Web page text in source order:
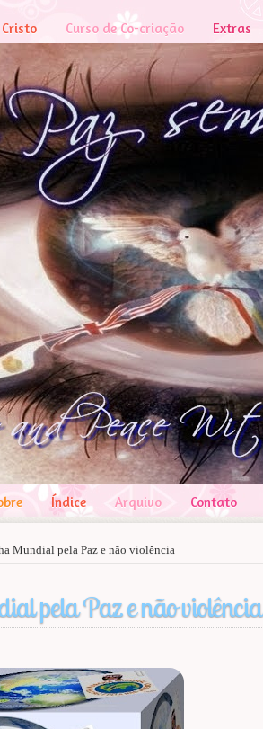
Curso de Co-criação Extras
Índice Arquivo Contato
Mundial pela Paz e não violência
pela Paz e não violência